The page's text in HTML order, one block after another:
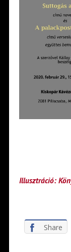
Illusztráció:
Share